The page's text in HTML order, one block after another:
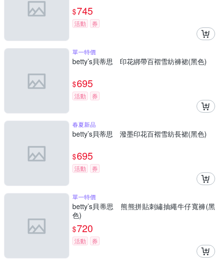
$745
活動 券
單一特價
betty’s貝蒂思 印花綁帶百褶雪紡褲裙(黑色)
$695
活動 券
春夏新品
betty’s貝蒂思 潑墨印花百褶雪紡長裙(黑色)
$695
活動 券
單一特價
betty’s貝蒂思 熊熊拼貼刺繡抽繩牛仔寬褲(黑
色)
$720
活動 券